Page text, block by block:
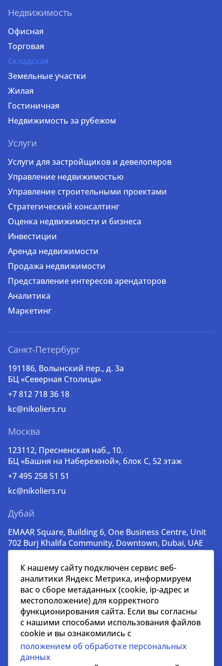
Недвижимость
Офисная
Торговая
Складская
Земельные участки
Жилая
Гостиничная
Недвижимость за рубежом
Услуги
Услуги для застройщиков и девелоперов
Управление недвижимостью
Управление строительными проектами
Стратегический консалтинг
Оценка недвижимости и бизнеса
Инвестиции
Аренда недвижимости
Продажа недвижимости
Представление интересов арендаторов
Аналитика
Маркетинг
Санкт-Петербург
191186, Волынский пер., д. 3a
БЦ «Северная Столица»
+7 812 718 36 18
kc@nikoliers.ru
Москва
123112, Пресненская наб., 10.
БЦ «Башня на Набережной», блок С, 52 этаж
+7 495 258 51 51
kc@nikoliers.ru
Дубай
EMAAR Square, Building 6, One Business Centre, Unit
702 Burj Khalifa Community, Downtown, Dubai, UAE
lead@nikoliers-global.com
© nikoliers.ru 1994 - 2026
Все права защищены
Информация, представленная на странице, носит
информативный характер и не является
распространителем рекламных материалов
К нашему сайту подключен сервис веб-
аналитики Яндекс Метрика, информируем
вас о сборе метаданных (cookie, ip-адрес и
местоположение) для корректного
функционирования сайта. Если вы согласны
с нашими способами использования файлов
cookie и вы ознакомились с
положением об обработке персональных
данных